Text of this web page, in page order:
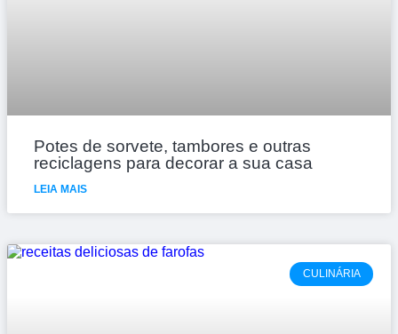
Potes de sorvete, tambores e outras
reciclagens para decorar a sua casa
LEIA MAIS
CULINÁRIA